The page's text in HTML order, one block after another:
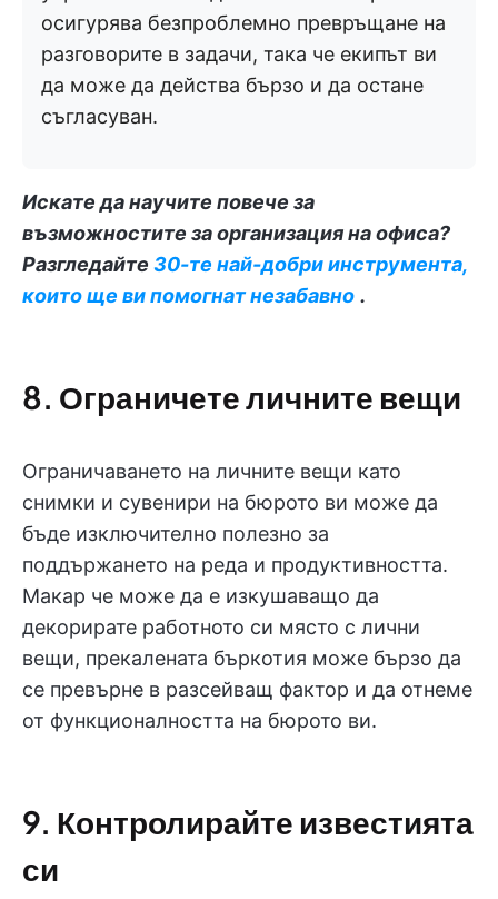
осигурява безпроблемно превръщане на
разговорите в задачи, така че екипът ви
да може да действа бързо и да остане
съгласуван.
Искате да научите повече за
възможностите заорганизация на офиса?
Разгледайте 30-те най-добри инструмента,
които ще ви помогнат незабавно .
8. Ограничете личните вещи
Ограничаването на личните вещи като
снимки и сувенири на бюрото ви може да
бъде изключително полезно за
поддържането на реда и продуктивността.
Макар че може да е изкушаващо да
декорирате работното си място с лични
вещи, прекалената бъркотия може бързо да
се превърне в разсейващ фактор и да отнеме
от функционалността на бюрото ви.
9. Контролирайте известията
си